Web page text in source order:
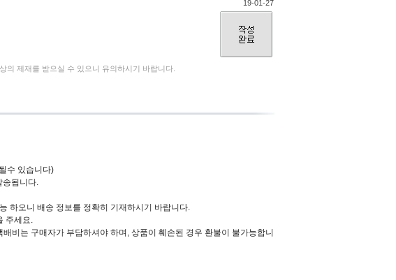
19-01-27
의 제재를 받으실 수 있으니 유의하시기 바랍니다.
수 있습니다)
송됩니다.
하오니 배송 정보를 정확히 기재하시기 바랍니다.
주세요.
비는 구매자가 부담하셔야 하며, 상품이 훼손된 경우 환불이 불가능합니